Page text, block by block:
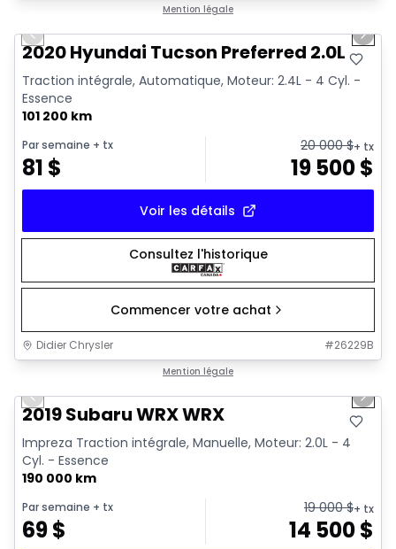
Mention légale
Previous slide Next
2020 Hyundai Tucson Preferred 2.0L
Traction intégrale, Automatique, Moteur: 2.4L - 4 Cyl. -
Essence
101 200 km
Par semaine + tx
81 $
20 000$+ tx
19 500$
Voir les détails
Consultez l'historique
Commencer votre achat
Didier Chrysler #26229B
Mention légale
Previous slide Next
2019 Subaru WRX WRX
Impreza Traction intégrale, Manuelle, Moteur: 2.0L - 4
Cyl. - Essence
190 000 km
Par semaine + tx
69$
19 000$+ tx
14 500$